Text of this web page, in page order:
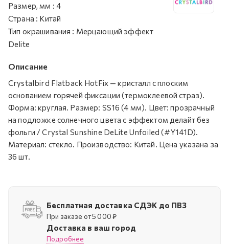
Размер, мм : 4
Страна : Китай
Тип окрашивания : Мерцающий эффект
Delite
Описание
Crystalbird Flatback HotFix — кристалл с плоским
основанием горячей фиксации (термоклеевой страз).
Форма: круглая. Размер: SS16 (4 мм). Цвет: прозрачный
на подложке солнечного цвета c эффектом делайт без
фольги / Crystal Sunshine DeLite Unfoiled (#Y141D).
Материал: стекло. Производство: Китай. Цена указана за
36 шт.
Бесплатная доставка СДЭК до ПВЗ
При заказе от 5 000 ₽
Доставка в ваш город
Подробнее